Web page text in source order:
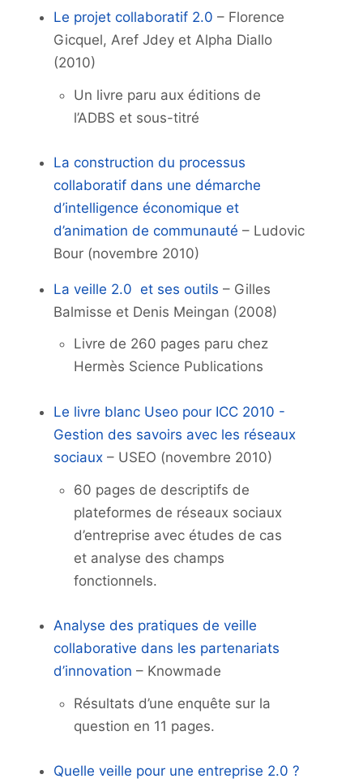
Le projet collaboratif 2.0 – Florence
Gicquel, Aref Jdey et Alpha Diallo
(2010)
Un livre paru aux éditions de
l’ADBS et sous-titré
La construction du processus
collaboratif dans une démarche
d’intelligence économique et
d’animation de communauté – Ludovic
Bour (novembre 2010)
La veille 2.0 et ses outils – Gilles
Balmisse et Denis Meingan (2008)
Livre de 260 pages paru chez
Hermès Science Publications
Le livre blanc Useo pour ICC 2010 -
Gestion des savoirs avec les réseaux
sociaux– USEO (novembre 2010)
60 pages de descriptifs de
plateformes de réseaux sociaux
d’entreprise avec études de cas
et analyse des champs
fonctionnels.
Analyse des pratiques de veille
collaborative dans les partenariats
d’innovation – Knowmade
Résultats d’une enquête sur la
question en 11 pages.
Quelle veille pour une entreprise 2.0 ?